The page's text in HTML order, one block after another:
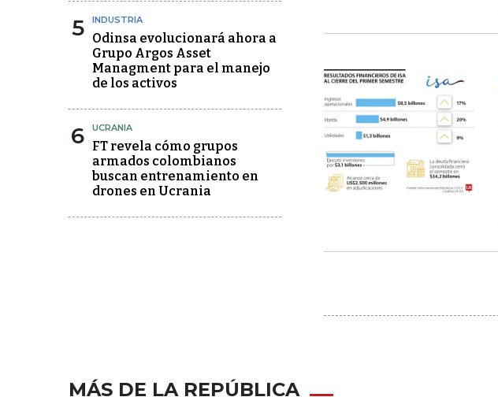
5 INDUSTRIA
Odinsa evolucionará ahora a
Grupo Argos Asset
Managment para el manejo
de los activos
6 UCRANIA
FT revela cómo grupos
armados colombianos
buscan entrenamiento en
drones en Ucrania
MÁS DE LA REPÚBLICA